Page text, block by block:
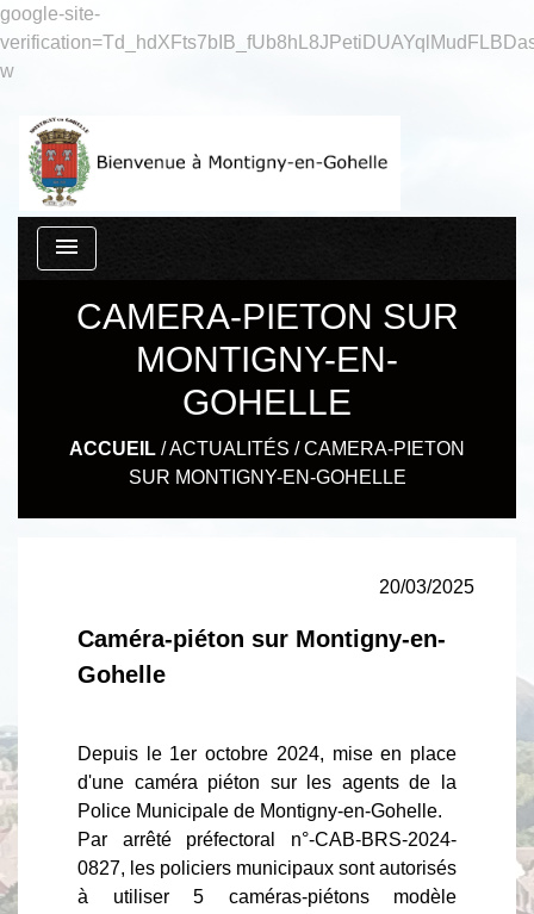
google-site-
w
menu
CAMERA-PIETON SUR
MONTIGNY-EN-
GOHELLE
ACCUEIL /ACTUALITÉS /CAMERA-PIETON
SUR MONTIGNY-EN-GOHELLE
20/03/2025
Caméra-piéton sur Montigny-en-
Gohelle
Depuis le 1er octobre 2024, mise en place
d'une caméra piéton sur les agents de la
Police Municipale de Montigny-en-Gohelle.
Par arrêté préfectoral n°-CAB-BRS-2024-
0827, les policiers municipaux sont autorisés
à utiliser 5 caméras-piétons modèle